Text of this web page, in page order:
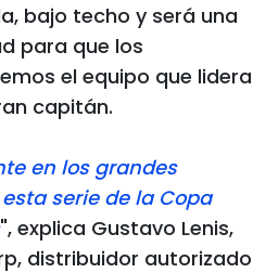
bajo techo y será una
para que los
el equipo que lidera
capitán.
en los grandes
serie de la Copa
", explica Gustavo Lenis,
distribuidor autorizado